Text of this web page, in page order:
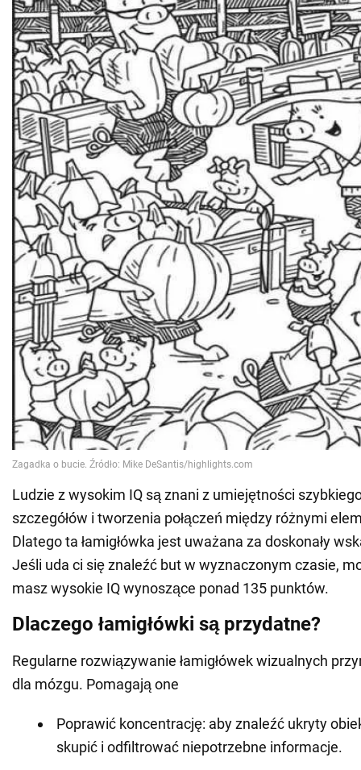
Ludzie z wysokim IQ są znani z umiejętności
szczegółów i tworzenia połączeń między różnymi
Dlatego ta łamigłówka jest uważana za doskonały
Jeśli uda ci się znaleźć but w wyznaczonym czasie,
masz wysokie IQ wynoszące ponad 135 punktów.
Dlaczego łamigłówki są przydatne?
Regularne rozwiązywanie łamigłówek wizualnych
dla mózgu. Pomagają one
Poprawić koncentrację: aby znaleźć ukryty
skupić i odfiltrować niepotrzebne informacje.